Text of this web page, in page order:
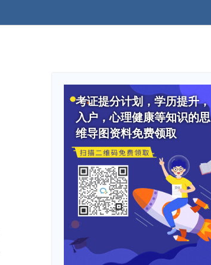
考证提分计划，学历提升，
入户，心理健康等知识的思
维导图资料免费领取